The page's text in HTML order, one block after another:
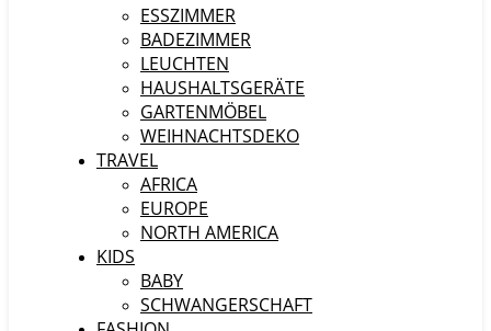
ESSZIMMER
BADEZIMMER
LEUCHTEN
HAUSHALTSGERÄTE
GARTENMÖBEL
WEIHNACHTSDEKO
TRAVEL
AFRICA
EUROPE
NORTH AMERICA
KIDS
BABY
SCHWANGERSCHAFT